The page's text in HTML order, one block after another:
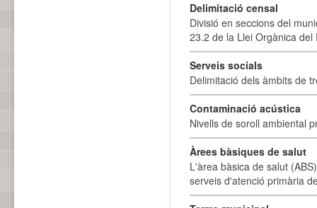
Delimitació censal
Divisió en seccions del
23.2 de la Llei Orgànica
Serveis socials
Delimitació dels àmbits de
Contaminació acústica
Nivells de soroll ambiental
Àrees bàsiques de salut
L'àrea bàsica de salut
serveis d'atenció primària